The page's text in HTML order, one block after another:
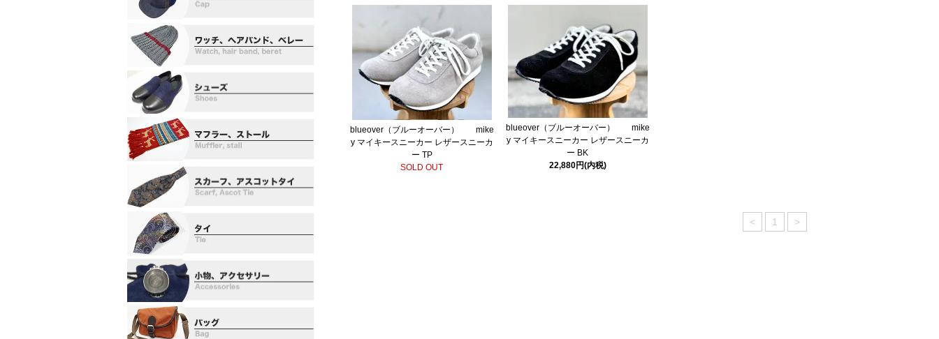
blueover（ブルーオーバー） mike
y マイキースニーカー レザースニーカ
ー TP
SOLD OUT
blueover（ブルーオーバー） mike
y マイキースニーカー レザースニーカ
ー BK
22,880円(内税)
< 1 >